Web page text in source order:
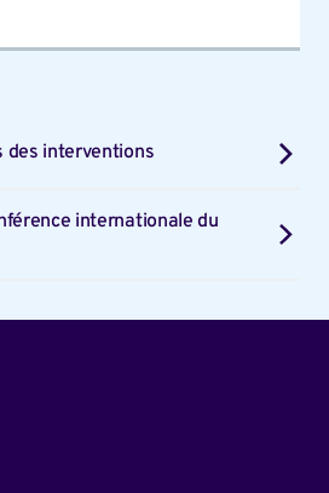
des interventions
internationale du